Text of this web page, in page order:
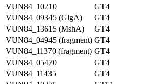
VUN84_10210
GT4
VUN84_09345 (GlgA)
GT4
VUN84_13615 (MshA)
GT4
VUN84_04945 (fragment) GT4
VUN84_11370 (fragment) GT4
VUN84_05470
GT4
VUN84_11435
GT4